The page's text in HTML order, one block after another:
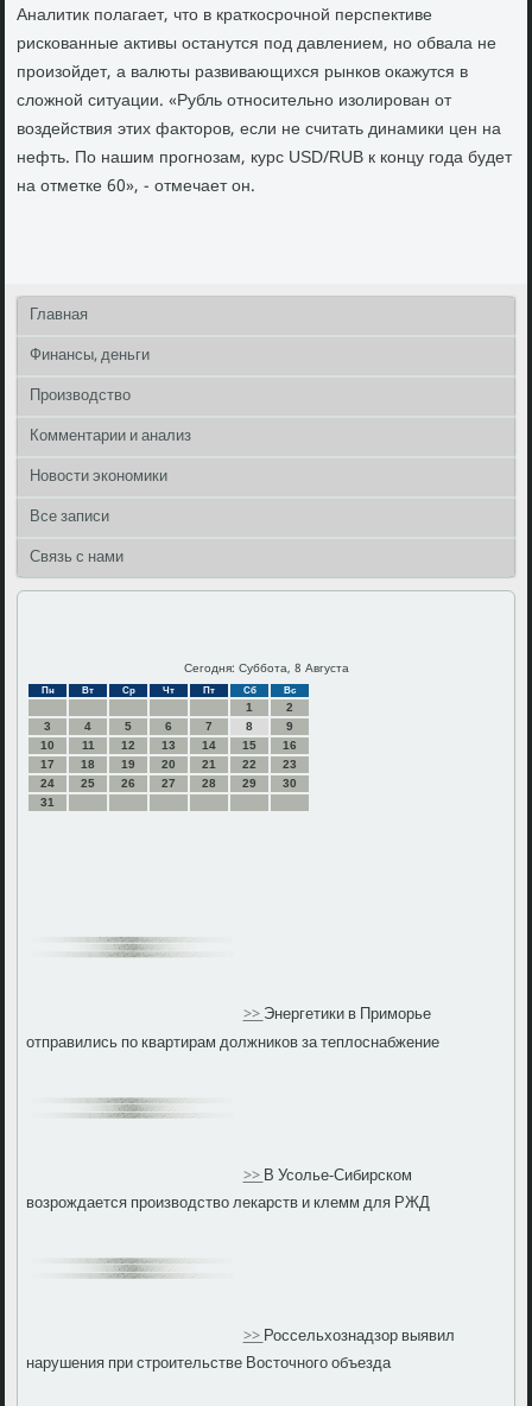
Аналитик полагает, что в краткосрочной перспективе
рискованные активы останутся под давлением, но обвала не
произойдет, а валюты развивающихся рынков окажутся в
сложной ситуации. «Рубль относительно изолирован от
воздействия этих факторов, если не считать динамики цен на
нефть. По нашим прогнозам, курс USD/RUB к концу года будет
на отметке 60», - отмечает он.
Главная
Финансы, деньги
Производство
Комментарии и анализ
Новости экономики
Все записи
Связь с нами
Сегодня: Суббота, 8 Августа
Пн Вт Ср Чт Пт Сб Вс
1
2
3
4 5 6 7 8
9
10
11 12 13 14 15
16
17
18 19 20 21 22
23
24
25 26 27 28 29
30
31
>>Энергетики в Приморье
отправились по квартирам должников за теплоснабжение
>>В Усолье-Сибирском
возрождается производство лекарств и клемм для РЖД
>>Россельхознадзор выявил
нарушения при строительстве Восточного объезда